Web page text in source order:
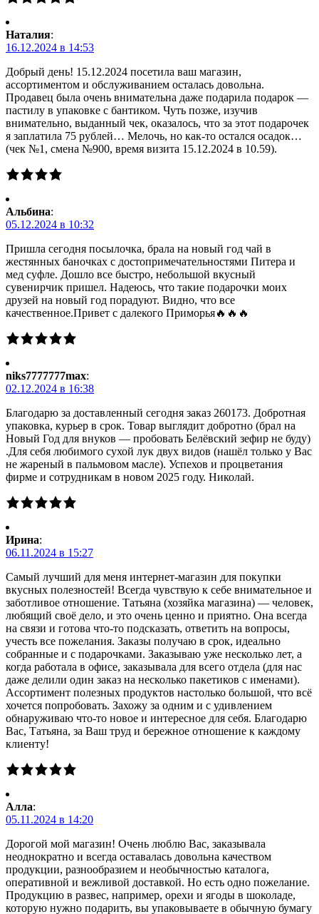
Наталия:
16.12.2024 в 14:53
Добрый день! 15.12.2024 посетила ваш магазин,
ассортиментом и обслуживанием осталась довольна.
Продавец была очень внимательна даже подарила подарок —
пастилу в упаковке с бантиком. Чуть позже, изучив
внимательно, выданный чек, оказалось, что за этот подарочек
я заплатила 75 рублей… Мелочь, но как-то остался осадок…
(чек №1, смена №900, время визита 15.12.2024 в 10.59).
Альбина:
05.12.2024 в 10:32
Пришла сегодня посылочка, брала на новый год чай в
жестянных баночках с достопримечательностями Питера и
мед суфле. Дошло все быстро, небольшой вкусный
сувенирчик пришел. Надеюсь, что такие подарочки моих
друзей на новый год порадуют. Видно, что все
качественное.Привет с далекого Приморья🔥🔥🔥
niks7777777max:
02.12.2024 в 16:38
Благодарю за доставленный сегодня заказ 260173. Добротная
упаковка, курьер в срок. Товар выглядит добротно (брал на
Новый Год для внуков — пробовать Белёвский зефир не буду)
.Для себя любимого сухой лук двух видов (нашёл только у Вас
не жареный в пальмовом масле). Успехов и процветания
фирме и сотрудникам в новом 2025 году. Николай.
Ирина:
06.11.2024 в 15:27
Самый лучший для меня интернет-магазин для покупки
вкусных полезностей! Всегда чувствую к себе внимательное и
заботливое отношение. Татьяна (хозяйка магазина) — человек,
любящий своё дело, и это очень ценно и приятно. Она всегда
на связи и готова что-то подсказать, ответить на вопросы,
учесть все пожелания. Заказы получаю в срок, идеально
собранные и с подарочками. Заказываю уже несколько лет, а
когда работала в офисе, заказывала для всего отдела (для нас
даже делили один заказ на несколько пакетиков с именами).
Ассортимент полезных продуктов настолько большой, что всё
хочется попробовать. Захожу за одним и с удивлением
обнаруживаю что-то новое и интересное для себя. Благодарю
Вас, Татьяна, за Ваш труд и бережное отношение к каждому
клиенту!
Алла:
05.11.2024 в 14:20
Дорогой мой магазин! Очень люблю Вас, заказывала
неоднократно и всегда оставалась довольна качеством
продукции, разнообразием и необычностью каталога,
оперативной и вежливой доставкой. Но есть одно пожелание.
Продукцию в развес, например, орехи и ягоды в шоколаде,
которую нужно подарить, вы упаковываете в обычную бумагу